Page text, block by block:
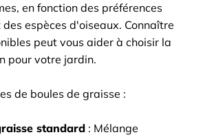
en fonction des préférences
espèces d'oiseaux. Connaître
peut vous aider à choisir la
pour votre jardin.
de boules de graisse :
standard : Mélange